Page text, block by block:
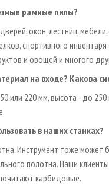
рамные пилы?
окон, лестниц,
спортивного
и овощей и многого
на входе? Какова
или 220 мм, высота - до 250
в наших станках?
Инструмент тоже может
полотна. Наши
карбидовые.